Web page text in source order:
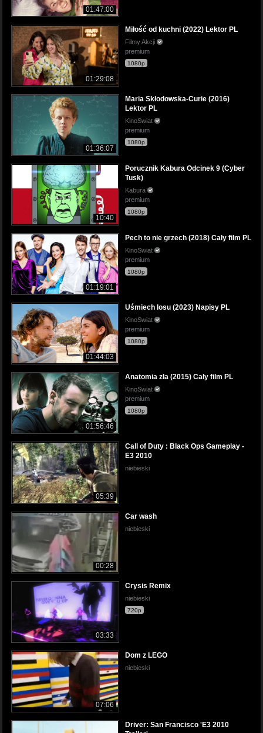
01:47:00
01:29:08
Miłość od kuchni (2022) Lektor PL
Filmy Akcji
premium
1080p
01:36:07
Maria Skłodowska-Curie (2016)
Lektor PL
KinoSwiat
premium
1080p
10:40
Porucznik Kabura Odcinek 9 (Cyber
Tusk)
Kabura
premium
1080p
01:19:01
Pech to nie grzech (2018) Cały film PL
KinoSwiat
premium
1080p
01:44:03
Uśmiech losu (2023) Napisy PL
KinoSwiat
premium
1080p
01:56:46
Anatomia zła (2015) Cały film PL
KinoSwiat
premium
1080p
05:39
Call of Duty : Black Ops Gameplay -
E3 2010
niebieski
00:28
Car wash
niebieski
03:33
Crysis Remix
niebieski
720p
07:06
Dom z LEGO
niebieski
Driver: San Francisco 'E3 2010